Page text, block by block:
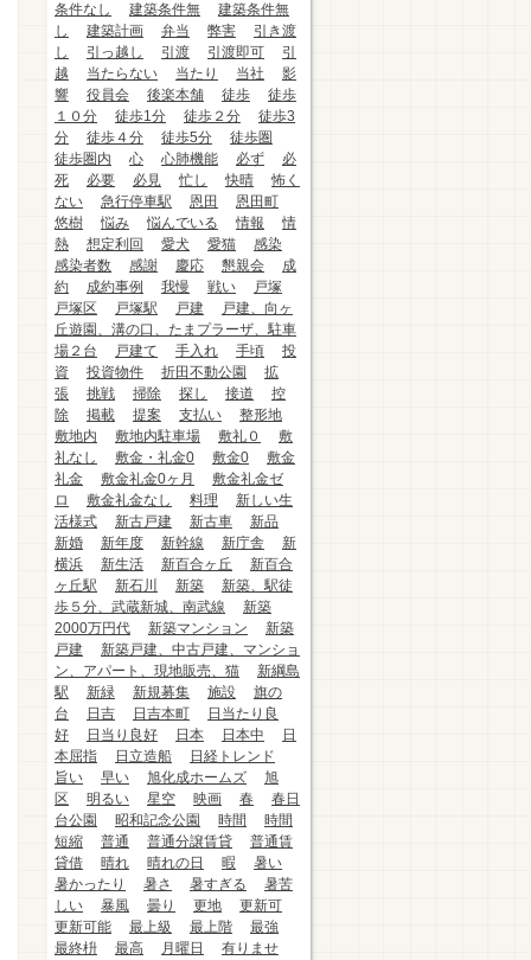
条件なし
建築条件無
建築条件無
し
建築計画 弁当 弊害
引き渡
し
引っ越し 引渡 引渡即可
引
越
当たらない 当たり 当社
影
響
役員会 後楽本舗 徒歩
徒歩
１０分
徒歩1分 徒歩２分
徒歩3
分
徒歩４分 徒歩5分
徒歩圏
徒歩圏内
心 心肺機能 必ず
必
死
必要 必見 忙し 快晴
怖く
ない
急行停車駅 恩田
恩田町
悠樹
悩み 悩んでいる 情報
情
熱
想定利回 愛犬 愛猫
感染
感染者数
感謝 慶応 懇親会
成
約
成約事例 我慢 戦い
戸塚
戸塚区
戸塚駅 戸建
戸建、向ヶ
丘遊園、溝の口、たまプラーザ、駐車
場２台
戸建て 手入れ 手頃
投
資
投資物件 折田不動公園
拡
張
挑戦 掃除 探し 接道
控
除
掲載 提案 支払い
整形地
敷地内
敷地内駐車場 敷礼０
敷
礼なし
敷金・礼金0 敷金0
敷金
礼金
敷金礼金0ヶ月
敷金礼金ゼ
ロ
敷金礼金なし 料理
新しい生
活様式
新古戸建 新古車
新品
新婚
新年度 新幹線 新庁舎
新
横浜
新生活 新百合ヶ丘
新百合
ヶ丘駅
新石川 新築
新築、駅徒
歩５分、武蔵新城、南武線
新築
2000万円代
新築マンション
新築
戸建
新築戸建、中古戸建、マンショ
ン、アパート、現地販売、猫
新綱島
駅
新緑 新規募集 施設
旗の
台
日吉 日吉本町
日当たり良
好
日当り良好 日本 日本中
日
本屈指
日立造船
日経トレンド
旨い
早い 旭化成ホームズ
旭
区
明るい 星空 映画 春
春日
台公園
昭和記念公園 時間
時間
短縮
普通 普通分譲賃貸
普通賃
貸借
晴れ 晴れの日 暇
暑い
暑かったり
暑さ 暑すぎる
暑苦
しい
暴風 曇り 更地
更新可
更新可能
最上級 最上階
最強
最終枡
最高 月曜日
有りませ